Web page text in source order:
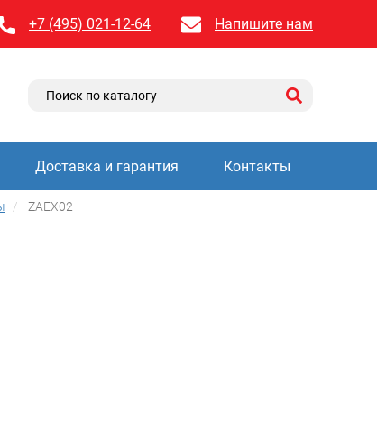
+7 (495) 021-12-64 Напишите нам
Доставка и гарантия Контакты
ZAEX02